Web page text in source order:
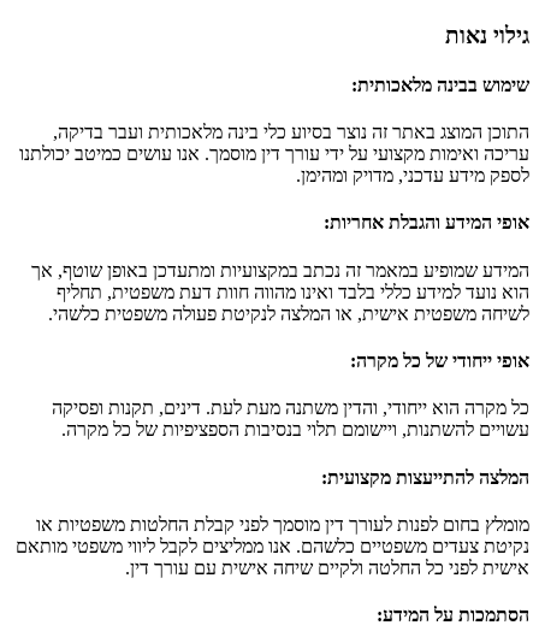
גילוי נאות
שימוש בבינה מלאכותית:
התוכן המוצג באתר זה נוצר בסיוע כלי בינה מלאכותית ועבר בדיקה,
עריכה ואימות מקצועי על ידי עורך דין מוסמך. אנו עושים כמיטב יכולתנו
לספק מידע עדכני, מדויק ומהימן.
אופי המידע והגבלת אחריות:
המידע שמופיע במאמר זה נכתב במקצועיות ומתעדכן באופן שוטף, אך
הוא נועד למידע כללי בלבד ואינו מהווה חוות דעת משפטית, תחליף
לשיחה משפטית אישית, או המלצה לנקיטת פעולה משפטית כלשהי.
אופי ייחודי של כל מקרה:
כל מקרה הוא ייחודי, והדין משתנה מעת לעת. דינים, תקנות ופסיקה
עשויים להשתנות, ויישומם תלוי בנסיבות הספציפיות של כל מקרה.
המלצה להתייעצות מקצועית:
מומלץ בחום לפנות לעורך דין מוסמך לפני קבלת החלטות משפטיות או
נקיטת צעדים משפטיים כלשהם. אנו ממליצים לקבל ליווי משפטי מותאם
אישית לפני כל החלטה ולקיים שיחה אישית עם עורך דין.
הסתמכות על המידע: